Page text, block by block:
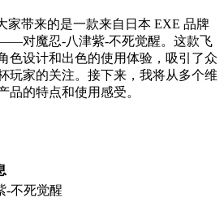
家带来的是一款来自日本 EXE 品牌
对魔忍-八津紫-不死觉醒。这款飞
色设计和出色的使用体验，吸引了众
玩家的关注。接下来，我将从多个维
品的特点和使用感受。
-不死觉醒